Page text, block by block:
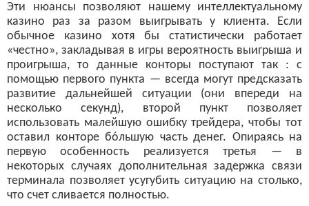
Эти нюансы позволяют нашему интеллектуальному
казино раз за разом выигрывать у клиента. Если
обычное казино хотя бы статистически работает
«честно», закладывая в игры вероятность выигрыша и
проигрыша, то данные конторы поступают так : с
помощью первого пункта — всегда могут предсказать
развитие дальнейшей ситуации (они впереди на
несколько секунд), второй пункт позволяет
использовать малейшую ошибку трейдера, чтобы тот
оставил конторе бóльшую часть денег. Опираясь на
первую особенность реализуется третья — в
некоторых случаях дополнительная задержка связи
терминала позволяет усугубить ситуацию на столько,
что счет сливается полностью.